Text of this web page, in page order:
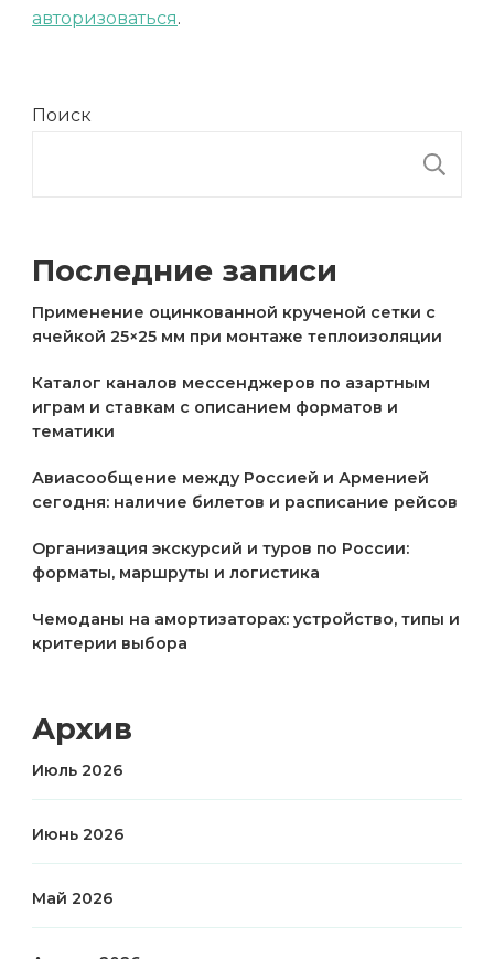
авторизоваться.
Поиск
Последние записи
Применение оцинкованной крученой сетки с
ячейкой 25×25 мм при монтаже теплоизоляции
Каталог каналов мессенджеров по азартным
играм и ставкам с описанием форматов и
тематики
Авиасообщение между Россией и Арменией
сегодня: наличие билетов и расписание рейсов
Организация экскурсий и туров по России:
форматы, маршруты и логистика
Чемоданы на амортизаторах: устройство, типы и
критерии выбора
Архив
Июль 2026
Июнь 2026
Май 2026